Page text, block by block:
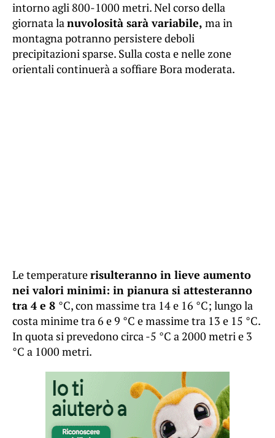
intorno agli 800-1000 metri. Nel corso della
giornata lanuvolosità sarà variabile, ma in
montagna potranno persistere deboli
precipitazioni sparse. Sulla costa e nelle zone
orientali continuerà a soffiare Bora moderata.
Le temperaturerisulteranno in lieve aumento
nei valori minimi: in pianura si attesteranno
tra 4 e 8 °C, con massime tra 14 e 16 °C; lungo la
costa minime tra 6 e 9 °C e massime tra 13 e 15 °C.
In quota si prevedono circa -5 °C a 2000 metri e 3
°C a 1000 metri.